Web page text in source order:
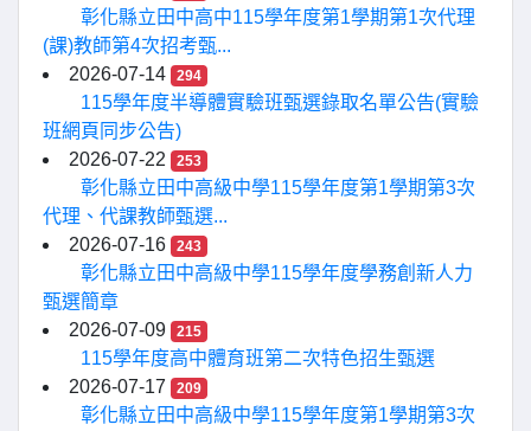
彰化縣立田中高中115學年度第1學期第1次代理
(課)教師第4次招考甄...
2026-07-14
294
115學年度半導體實驗班甄選錄取名單公告(實驗
班網頁同步公告)
2026-07-22
253
彰化縣立田中高級中學115學年度第1學期第3次
代理、代課教師甄選...
2026-07-16
243
彰化縣立田中高級中學115學年度學務創新人力
甄選簡章
2026-07-09
215
115學年度高中體育班第二次特色招生甄選
2026-07-17
209
彰化縣立田中高級中學115學年度第1學期第3次